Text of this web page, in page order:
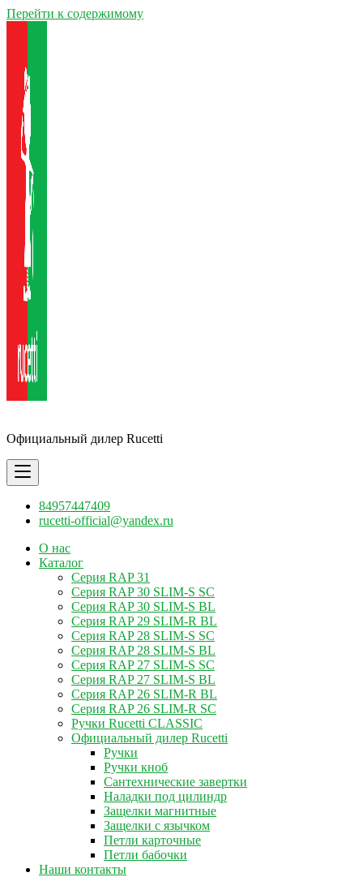
Перейти к содержимому
Официальный дилер Rucetti
84957447409
rucetti-official@yandex.ru
О нас
Каталог
Серия RAP 31
Серия RAP 30 SLIM-S SC
Серия RAP 30 SLIM-S BL
Серия RAP 29 SLIM-R BL
Серия RAP 28 SLIM-S SC
Серия RAP 28 SLIM-S BL
Серия RAP 27 SLIM-S SC
Серия RAP 27 SLIM-S BL
Серия RAP 26 SLIM-R BL
Серия RAP 26 SLIM-R SC
Ручки Rucetti CLASSIC
Официальный дилер Rucetti
Ручки
Ручки кноб
Сантехнические завертки
Наладки под цилиндр
Защелки магнитные
Защелки с язычком
Петли карточные
Петли бабочки
Наши контакты